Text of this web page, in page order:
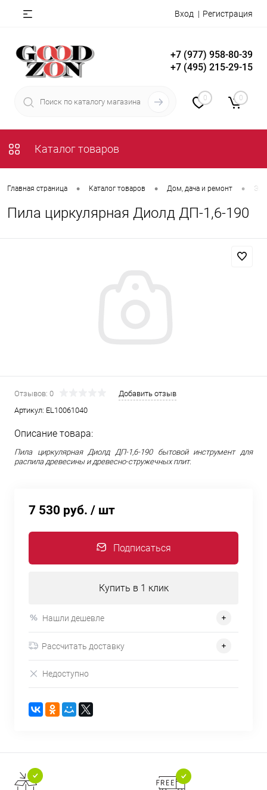
Вход Регистрация
+7 (977) 958-80-39
+7 (495) 215-29-15
0 0
Каталог товаров
Главная страница • Каталог товаров • Дом, дача и ремонт •
Пила циркулярная Диолд ДП-1,6-190
Отзывов: 0
Добавить отзыв
Артикул: EL10061040
Описание товара:
Пила циркулярная Диолд ДП-1,6-190 бытовой инструмент для
распила древесины и древесно-стружечных плит.
7 530 руб. / шт
Подписаться
Купить в 1 клик
Нашли дешевле
Рассчитать доставку
Недоступно